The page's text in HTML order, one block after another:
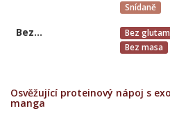
Snídaně
Bez... Bez
Bez masa
Osvěžující proteinový nápoj s
manga